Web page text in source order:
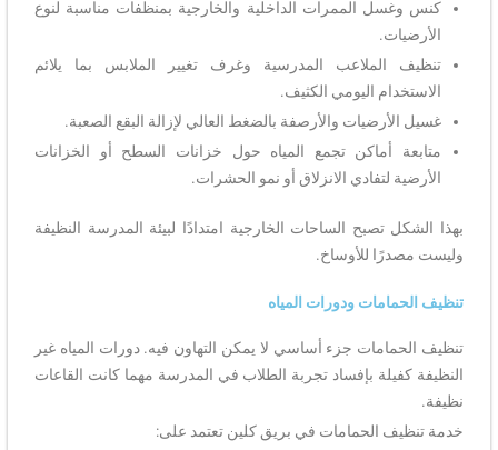
كنس وغسل الممرات الداخلية والخارجية بمنظفات مناسبة لنوع
الأرضيات.
تنظيف الملاعب المدرسية وغرف تغيير الملابس بما يلائم
الاستخدام اليومي الكثيف.
غسيل الأرضيات والأرصفة بالضغط العالي لإزالة البقع الصعبة.
متابعة أماكن تجمع المياه حول خزانات السطح أو الخزانات
الأرضية لتفادي الانزلاق أو نمو الحشرات.
بهذا الشكل تصبح الساحات الخارجية امتدادًا لبيئة المدرسة النظيفة
وليست مصدرًا للأوساخ.
تنظيف الحمامات ودورات المياه
تنظيف الحمامات جزء أساسي لا يمكن التهاون فيه. دورات المياه غير
النظيفة كفيلة بإفساد تجربة الطلاب في المدرسة مهما كانت القاعات
نظيفة.
خدمة تنظيف الحمامات في بريق كلين تعتمد على: